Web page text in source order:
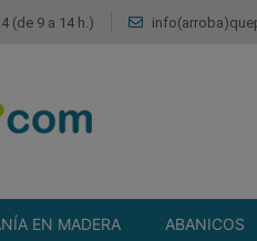
(de 9 a 14 h.)
EN MADERA ABANICOS